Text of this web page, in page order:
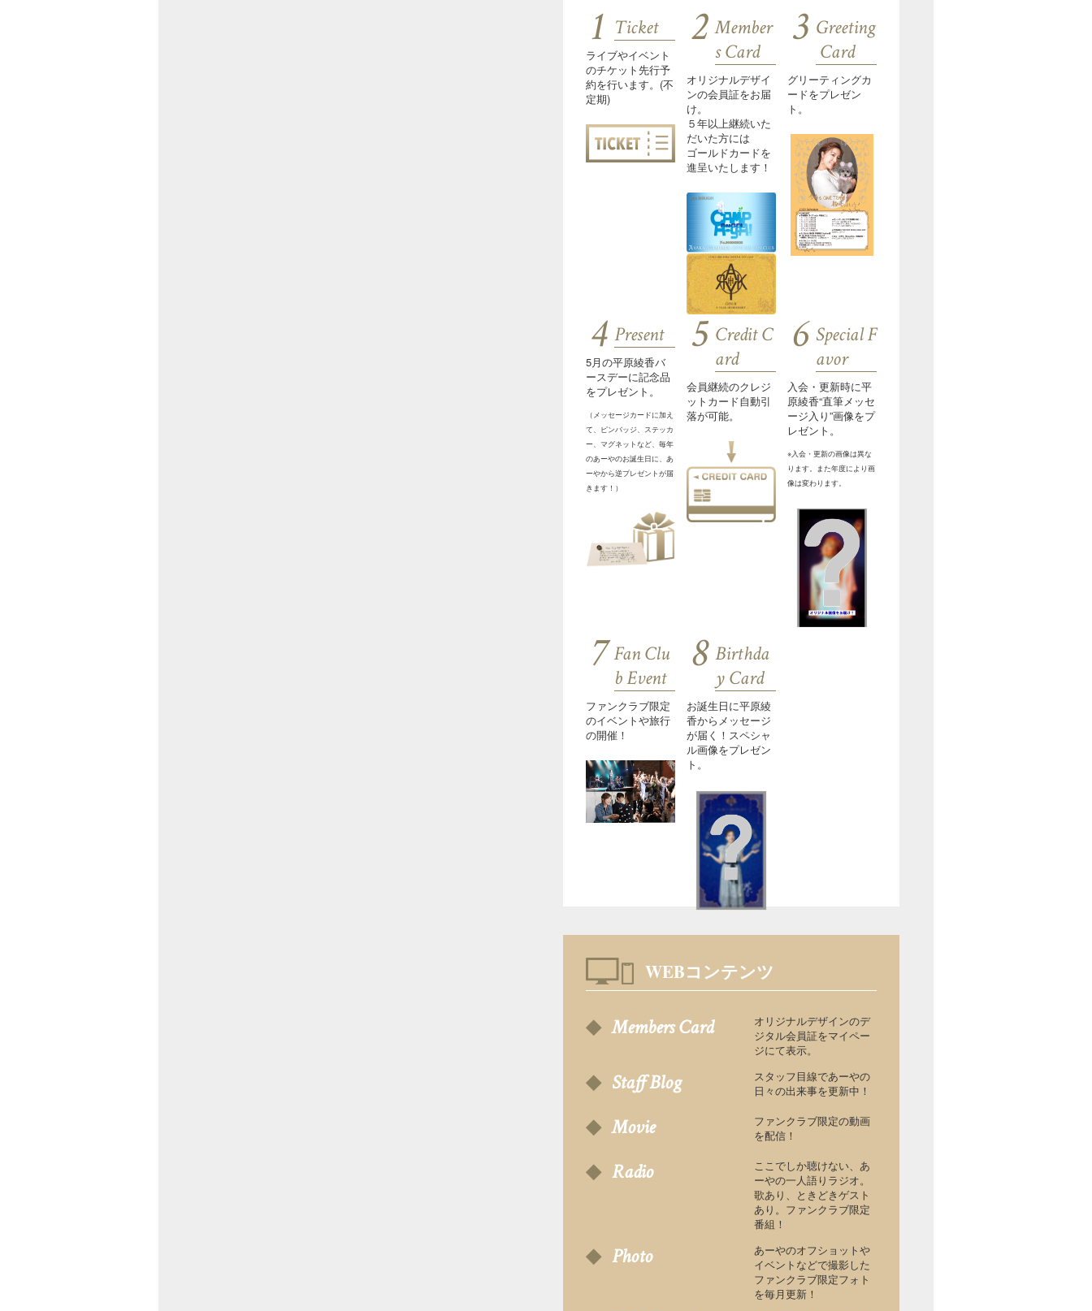
1 Ticket
ライブやイベント
のチケット先行予
約を行います。(不
定期)
2 Member
s Card
オリジナルデザイ
ンの会員証をお届
け。
５年以上継続いた
だいた方には
ゴールドカードを
進呈いたします！
3 Greeting
Card
グリーティングカ
ードをプレゼン
ト。
4 Present
5月の平原綾香バ
ースデーに記念品
をプレゼント。
（メッセージカードに加え
て、ピンバッジ、ステッカ
ー、マグネットなど、毎年
のあーやのお誕生日に、あ
ーやから逆プレゼントが届
きます！）
5 Credit C
ard
会員継続のクレジ
ットカード自動引
落が可能。
6 Special F
avor
入会・更新時に平
原綾香“直筆メッセ
ージ入り”画像をプ
レゼント。
※入会・更新の画像は異な
ります。また年度により画
像は変わります。
7 Fan Clu
b Event
ファンクラブ限定
のイベントや旅行
の開催！
8 Birthda
y Card
お誕生日に平原綾
香からメッセージ
が届く！スペシャ
ル画像をプレゼン
ト。
WEBコンテンツ
Members Card
オリジナルデザインのデ
ジタル会員証をマイペー
ジにて表示。
Staff Blog
スタッフ目線であーやの
日々の出来事を更新中！
Movie
ファンクラブ限定の動画
を配信！
Radio
ここでしか聴けない、あ
ーやの一人語りラジオ。
歌あり、ときどきゲスト
あり。ファンクラブ限定
番組！
Photo
あーやのオフショットや
イベントなどで撮影した
ファンクラブ限定フォト
を毎月更新！